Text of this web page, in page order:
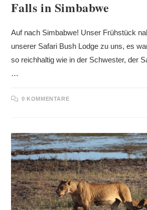
Falls in Simbabwe
Auf nach Simbabwe! Unser Frühstück
unserer Safari Bush Lodge zu uns, es
so reichhaltig wie in der Schwester, der
…
0 KOMMENTARE